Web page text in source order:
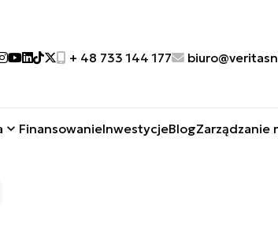
link
Social link
Social link
Social link
Social link
Social link
+ 48 733 144 177
FinansowanieInwestycjeBlogZarządzanie